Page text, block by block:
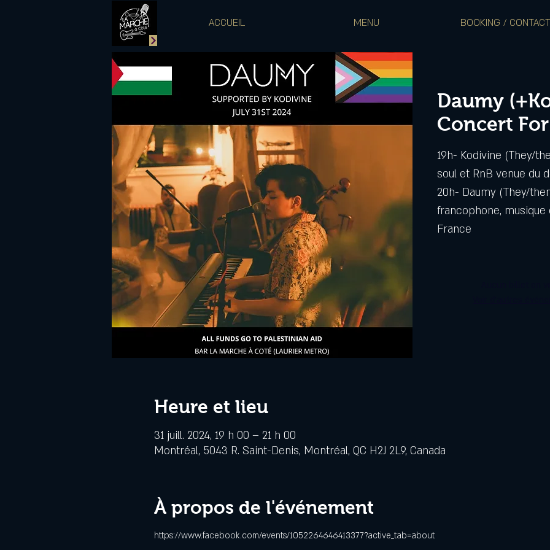
ACCUEIL MENU BOOKING / CONTACT
Daumy
Concert
19h- Kodivine (They/
soul et RnB venue du
20h- Daumy (They/
francophone,
France
Heure et lieu
31 juill. 2024, 19 h 00 – 21 h 00
Montréal, 5043 R. Saint-Denis, Montréal, QC H2J 2L9, Canada
À propos de l'événement
https://www.facebook.com/events/1052264646413377?active_tab=about